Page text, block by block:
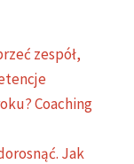
zespół,
Coaching
Jak